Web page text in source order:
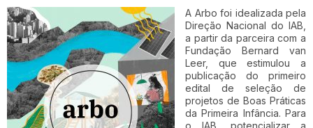
A Arbo foi idealizada pela
Direção Nacional do IAB,
a partir da parceira com a
Fundação Bernard van
Leer, que estimulou a
publicação do primeiro
edital de seleção de
projetos de Boas Práticas
da Primeira Infância. Para
o IAB, potencializar a